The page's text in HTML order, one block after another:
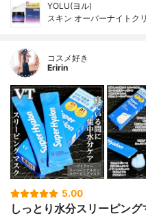
YOLU(ヨル)
スキン オーバーナイトク
コスメ好き
Eririn
5.00
しっとり水分スリーピング